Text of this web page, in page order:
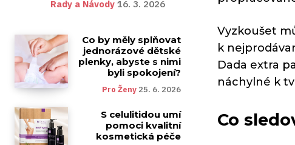
Rady a Návody 16. 3. 2026
Co by měly splňovat
jednorázové dětské
plenky, abyste s nimi
byli spokojení?
Pro Ženy 25. 6. 2026
S celulitidou umí
pomoci kvalitní
kosmetická péče
Vyzkoušet
k
Dada extra
náchylné k
Co